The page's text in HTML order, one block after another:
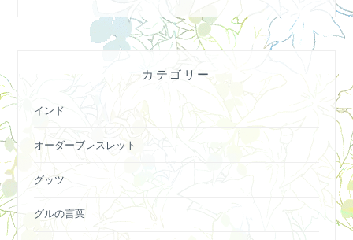
カテゴリー
インド
オーダーブレスレット
グッツ
グルの言葉